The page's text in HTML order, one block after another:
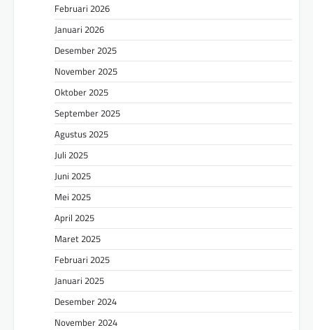
Februari 2026
Januari 2026
Desember 2025
November 2025
Oktober 2025
September 2025
Agustus 2025
Juli 2025
Juni 2025
Mei 2025
April 2025
Maret 2025
Februari 2025
Januari 2025
Desember 2024
November 2024